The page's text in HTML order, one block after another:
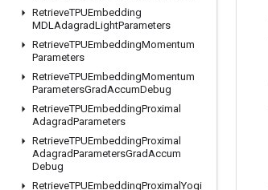
RetrieveTPUEmbedding
MDLAdagradLightParameters
RetrieveTPUEmbeddingMomentum
Parameters
RetrieveTPUEmbeddingMomentum
ParametersGradAccumDebug
RetrieveTPUEmbeddingProximal
AdagradParameters
RetrieveTPUEmbeddingProximal
AdagradParametersGradAccum
Debug
RetrieveTPUEmbeddingProximalYogi